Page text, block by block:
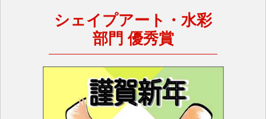
シェイプアート・水彩
部門 優秀賞